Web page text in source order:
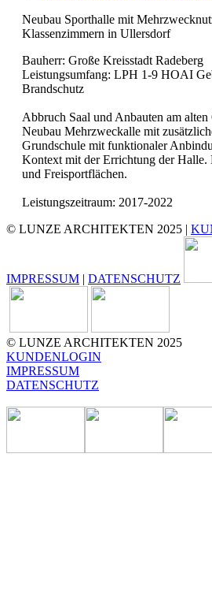
Neubau Sporthalle mit
Klassenzimmern in Ullersdorf
Bauherr: Große Kreisstadt Radeberg
Leistungsumfang: LPH 1-9 HOAI
Brandschutz
Abbruch Saal und Anbauten am
Neubau Mehrzweckalle mit
Grundschule mit funktionaler
Kontext mit der Errichtung der Halle.
und Freisportflächen.
Leistungszeitraum: 2017-2022
© LUNZE ARCHITEKTEN 2025 |
IMPRESSUM | DATENSCHUTZ
© LUNZE ARCHITEKTEN 2025
KUNDENLOGIN
IMPRESSUM
DATENSCHUTZ